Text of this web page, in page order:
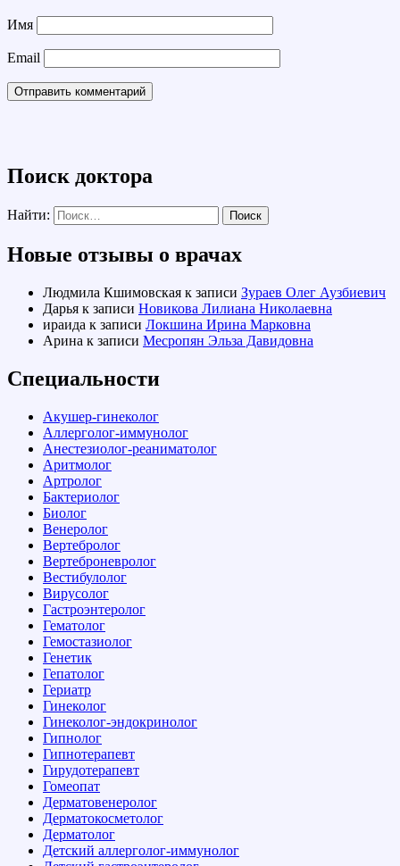
Имя
Email
Поиск доктора
Найти:
Новые отзывы о врачах
Людмила Кшимовская к записи Зураев Олег Аузбиевич
Дарья к записи Новикова Лилиана Николаевна
ираида к записи Локшина Ирина Марковна
Арина к записи Месропян Эльза Давидовна
Специальности
Акушер-гинеколог
Аллерголог-иммунолог
Анестезиолог-реаниматолог
Аритмолог
Артролог
Бактериолог
Биолог
Венеролог
Вертебролог
Вертеброневролог
Вестибулолог
Вирусолог
Гастроэнтеролог
Гематолог
Гемостазиолог
Генетик
Гепатолог
Гериатр
Гинеколог
Гинеколог-эндокринолог
Гипнолог
Гипнотерапевт
Гирудотерапевт
Гомеопат
Дерматовенеролог
Дерматокосметолог
Дерматолог
Детский аллерголог-иммунолог